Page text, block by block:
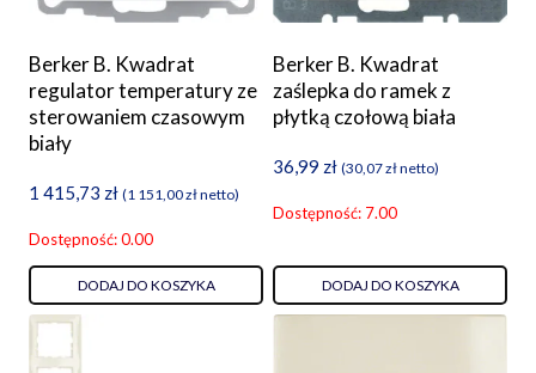
Berker B. Kwadrat
regulator temperatury ze
sterowaniem czasowym
biały
1 415,73 zł (1 151,00złnetto)
Dostępność: 0.00
DODAJ DO KOSZYKA
Berker B. Kwadrat
zaślepka do ramek z
płytką czołową biała
36,99 zł (30,07złnetto)
Dostępność: 7.00
DODAJ DO KOSZYKA